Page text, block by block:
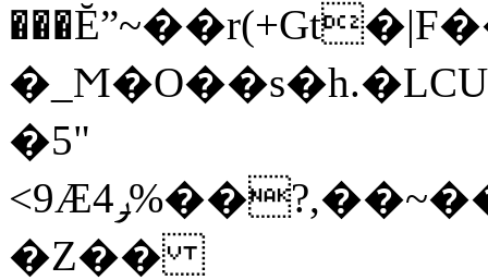
�5"
<9Ӕ4ݛ%��?,��~��U�R����W�]�\�+�`bQ\��ۗ�G�Y~��W�a���۩��LݳquS���a���u��͠�kT��Ш�z�Ӯa�.t����uB����r�}
�Z��